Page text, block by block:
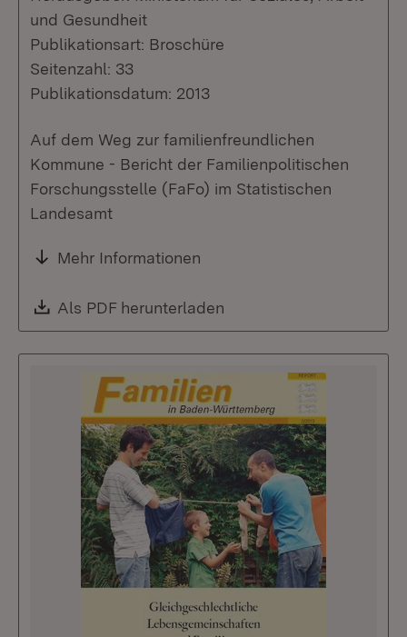
und Gesundheit
Publikationsart: Broschüre
Seitenzahl: 33
Publikationsdatum: 2013
Auf dem Weg zur familienfreundlichen
Kommune - Bericht der Familienpolitischen
Forschungsstelle (FaFo) im Statistischen
Landesamt
Mehr Informationen
Download:
Als PDF herunterladen